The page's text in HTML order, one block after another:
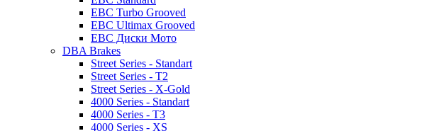
EBC Turbo Grooved
EBC Ultimax Grooved
EBC Диски Мото
DBA Brakes
Street Series - Standart
Street Series - T2
Street Series - X-Gold
4000 Series - Standart
4000 Series - T3
4000 Series - XS